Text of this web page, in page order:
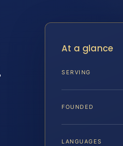
At a glance
SERVING
FOUNDED
LANGUAGES